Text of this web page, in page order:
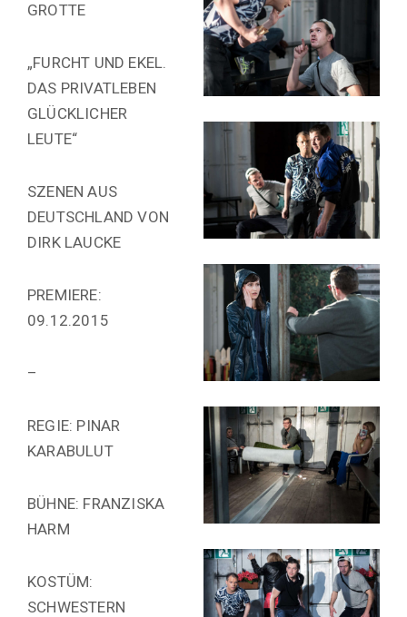
GROTTE
„FURCHT UND EKEL.
DAS PRIVATLEBEN
GLÜCKLICHER
LEUTE“
SZENEN AUS
DEUTSCHLAND VON
DIRK LAUCKE
PREMIERE:
09.12.2015
–
REGIE: PINAR
KARABULUT
BÜHNE: FRANZISKA
HARM
KOSTÜM:
SCHWESTERN